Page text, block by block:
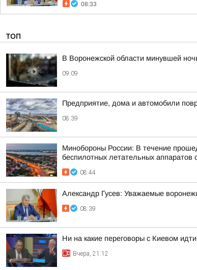
08:33
ТОП
В Воронежской области минувшей
09:09
Предприятие, дома и автомобили
08:39
Минобороны России: В течение
беспилотных летательных аппаратов
08:44
Александр Гусев: Уважаемые
08:39
Ни на какие переговоры с Киевом
Вчера, 21:12